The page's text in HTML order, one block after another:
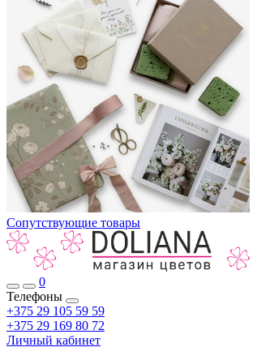
Сопутствующие товары
0
Телефоны
+375 29 105 59 59
+375 29 169 80 72
Личный кабинет